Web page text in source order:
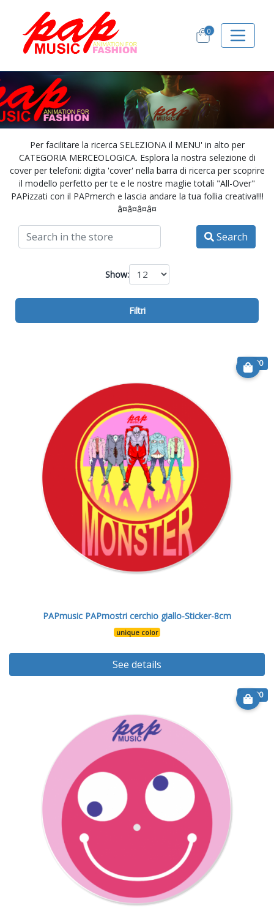
0
Per facilitare la ricerca SELEZIONA il MENU' in alto per
CATEGORIA MERCEOLOGICA. Esplora la nostra selezione di
cover per telefoni: digita 'cover' nella barra di ricerca per scoprire
il modello perfetto per te e le nostre maglie totali "All-Over"
PAPizzati con il PAPmerch e lascia andare la tua follia creativa!!!!
â¤â¤â¤â¤
Search
€ 6.90
PAPmusic PAPmostri cerchio giallo-Sticker-8cm
unique color
See details
€ 6.90
Show:
Filtri